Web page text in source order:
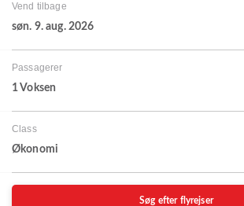
Vend tilbage
søn. 9. aug. 2026
Passagerer
1 Voksen
Class
Økonomi
Søg efter flyrejser